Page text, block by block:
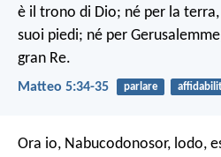
è il trono di Dio; né per la
suoi piedi; né per
gran Re.
Matteo 5:34-35 parlare
Ora io, Nabucodonosor, lodo,